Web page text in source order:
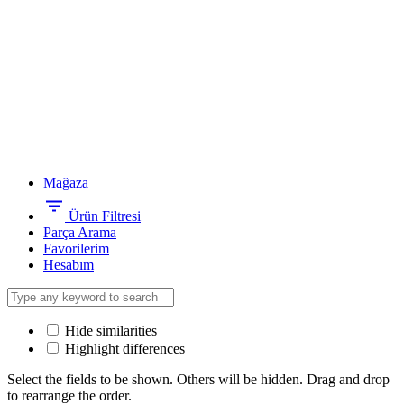
Mağaza
Ürün Filtresi
Parça Arama
Favorilerim
Hesabım
Hide similarities
Highlight differences
Select the fields to be shown. Others will be hidden. Drag and drop
to rearrange the order.